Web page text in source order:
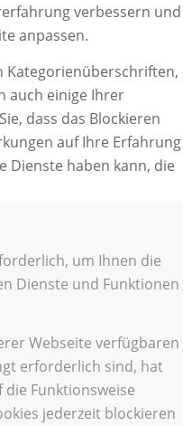
verbessern und
anpassen.
Kategorienüberschriften,
auch einige Ihrer
dass das Blockieren
auf Ihre Erfahrung
Dienste haben kann, die
um Ihnen die
Dienste und Funktionen
Webseite verfügbaren
erforderlich sind, hat
Funktionsweise
jederzeit blockieren